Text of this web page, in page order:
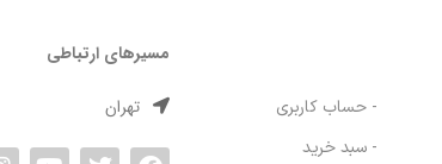
- حساب کاربری
- سبد خرید
مسیرهای ارتباطی
تهران